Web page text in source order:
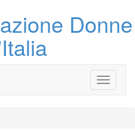
Donne
Toggle